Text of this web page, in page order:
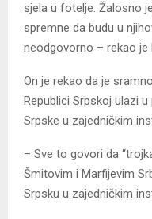
sjela u fotelje. Žalosno
spremne da budu u
neodgovorno – rekao je
On je rekao da je
Republici Srpskoj ulazi
Srpske u zajedničkim
– Sve to govori da
Šmitovim i Marfijevim
Srpsku u zajedničkim